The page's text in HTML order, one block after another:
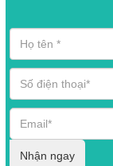
Nhận ngay